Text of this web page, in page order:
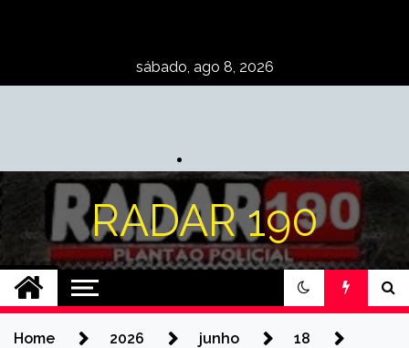
sábado, ago 8, 2026
RADAR 190
Home 2026 junho
18